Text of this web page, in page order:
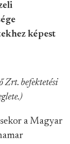
képest
Zrt. befektetési
a Magyar